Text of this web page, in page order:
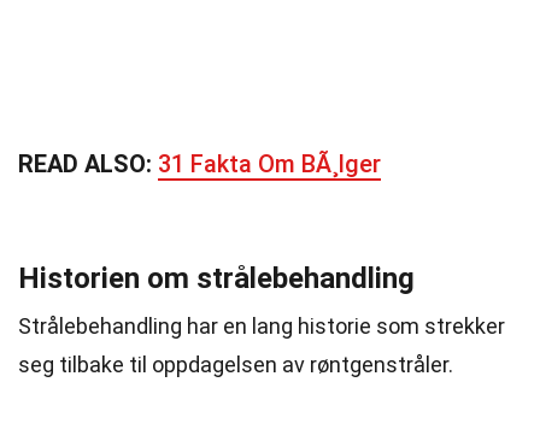
READ ALSO: 31 Fakta Om BÃ¸lger
Historien om strålebehandling
Strålebehandling har en lang historie som strekker
seg tilbake til oppdagelsen av røntgenstråler.